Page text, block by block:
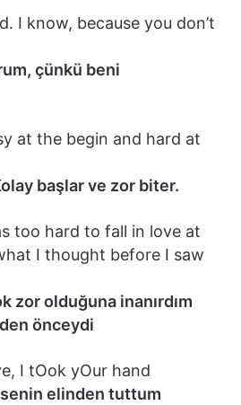
I know, because you don’t
çünkü beni
at the begin and hard at
başlar ve zor biter.
too hard to fall in love at
I thought before I saw
zor olduğuna inanırdım
önceydi
I tOok yOur hand
elinden tuttum